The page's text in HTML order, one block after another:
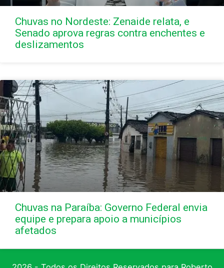
Chuvas no Nordeste: Zenaide relata, e
Senado aprova regras contra enchentes e
deslizamentos
Chuvas na Paraíba: Governo Federal envia
equipe e prepara apoio a municípios
afetados